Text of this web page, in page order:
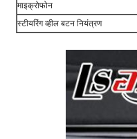
माइक्रोफोन
स्टीयरिंग व्हील बटन नियंत्रण